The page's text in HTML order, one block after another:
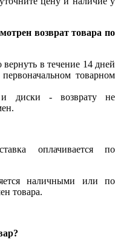
возврат товара по
в течение 14 дней
товарном
диски - возврату не
оплачивается по
наличными или по
товара.